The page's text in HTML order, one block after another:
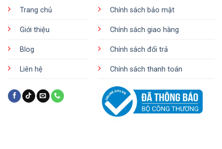
Trang chủ
Giới thiệu
Blog
Liên hệ
Chính sách bảo mật
Chính sách giao hàng
Chính sách đổi trả
Chính sách thanh toán